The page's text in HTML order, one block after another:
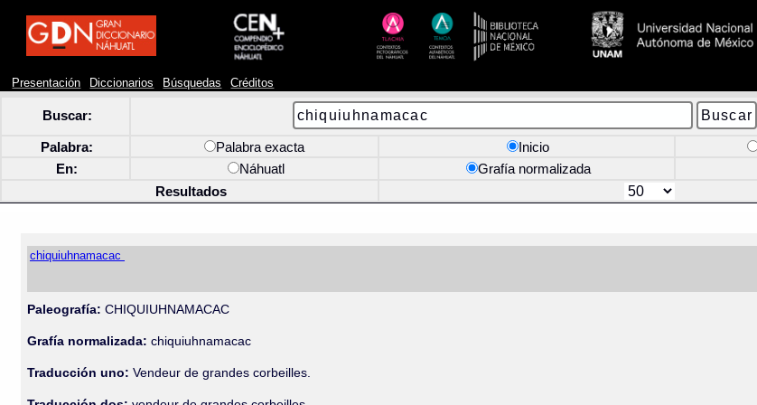
Presentación Diccionarios Búsquedas Créditos
Buscar:
Palabra: Palabra exacta Inicio
En:
Náhuatl Grafía normalizada
Resultados
chiquiuhnamacac
Paleografía: CHIQUIUHNAMACAC
Grafía normalizada: chiquiuhnamacac
Traducción uno: Vendeur de grandes corbeilles.